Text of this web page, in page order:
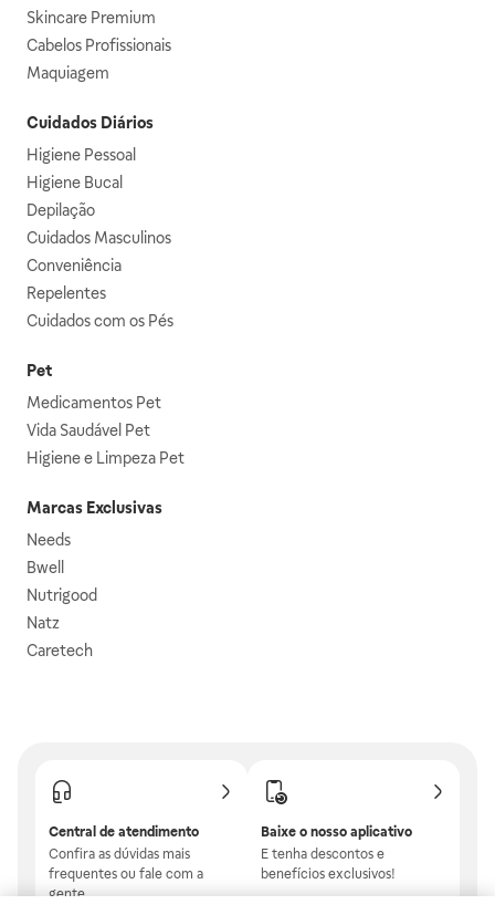
Skincare Premium
Cabelos Profissionais
Maquiagem
Cuidados Diários
Higiene Pessoal
Higiene Bucal
Depilação
Cuidados Masculinos
Conveniência
Repelentes
Cuidados com os Pés
Pet
Medicamentos Pet
Vida Saudável Pet
Higiene e Limpeza Pet
Marcas Exclusivas
Needs
Bwell
Nutrigood
Natz
Caretech
Central de atendimento
Confira as dúvidas mais
frequentes ou fale com a
gente.
Baixe o nosso aplicativo
E tenha descontos e
benefícios exclusivos!